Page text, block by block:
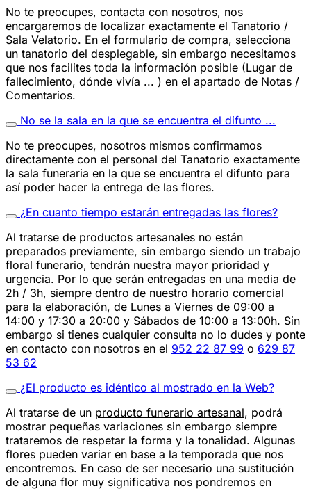
No te preocupes, contacta con nosotros, nos
encargaremos de localizar exactamente el Tanatorio /
Sala Velatorio. En el formulario de compra, selecciona
un tanatorio del desplegable, sin embargo necesitamos
que nos facilites toda la información posible (Lugar de
fallecimiento, dónde vivía ... ) en el apartado de Notas /
Comentarios.
No se la sala en la que se encuentra el difunto ...
No te preocupes, nosotros mismos confirmamos
directamente con el personal del Tanatorio exactamente
la sala funeraria en la que se encuentra el difunto para
así poder hacer la entrega de las flores.
¿En cuanto tiempo estarán entregadas las flores?
Al tratarse de productos artesanales no están
preparados previamente, sin embargo siendo un trabajo
floral funerario, tendrán nuestra mayor prioridad y
urgencia. Por lo que serán entregadas en una media de
2h / 3h, siempre dentro de nuestro horario comercial
para la elaboración, de Lunes a Viernes de 09:00 a
14:00 y 17:30 a 20:00 y Sábados de 10:00 a 13:00h. Sin
embargo si tienes cualquier consulta no lo dudes y ponte
en contacto con nosotros en el 952 22 87 99 o 629 87
53 62
¿El producto es idéntico al mostrado en la Web?
Al tratarse de un producto funerario artesanal, podrá
mostrar pequeñas variaciones sin embargo siempre
trataremos de respetar la forma y la tonalidad. Algunas
flores pueden variar en base a la temporada que nos
encontremos. En caso de ser necesario una sustitución
de alguna flor muy significativa nos pondremos en